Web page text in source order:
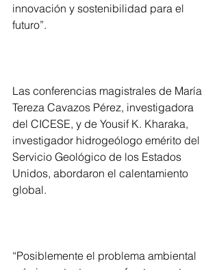
innovación y sostenibilidad para el
futuro”.
Las conferencias magistrales de María
Tereza Cavazos Pérez, investigadora
del CICESE, y de Yousif K. Kharaka,
investigador hidrogeólogo emérito del
Servicio Geológico de los Estados
Unidos, abordaron el calentamiento
global.
“Posiblemente el problema ambiental